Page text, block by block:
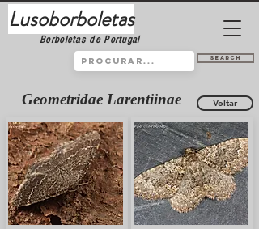
Lusoborboletas
Borboletas de Portugal
Search
Geometridae Larentiinae Voltar